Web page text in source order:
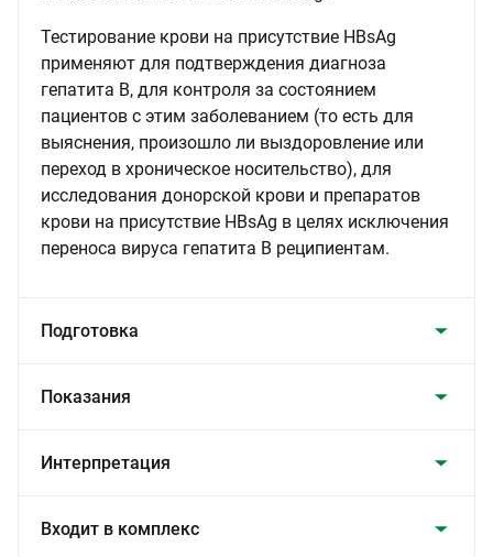
Тестирование крови на присутствие HBsAg
применяют для подтверждения диагноза
гепатита В, для контроля за состоянием
пациентов с этим заболеванием (то есть для
выяснения, произошло ли выздоровление или
переход в хроническое носительство), для
исследования донорской крови и препаратов
крови на присутствие HBsAg в целях исключения
переноса вируса гепатита В реципиентам.
Подготовка
Показания
Интерпретация
Входит в комплекс